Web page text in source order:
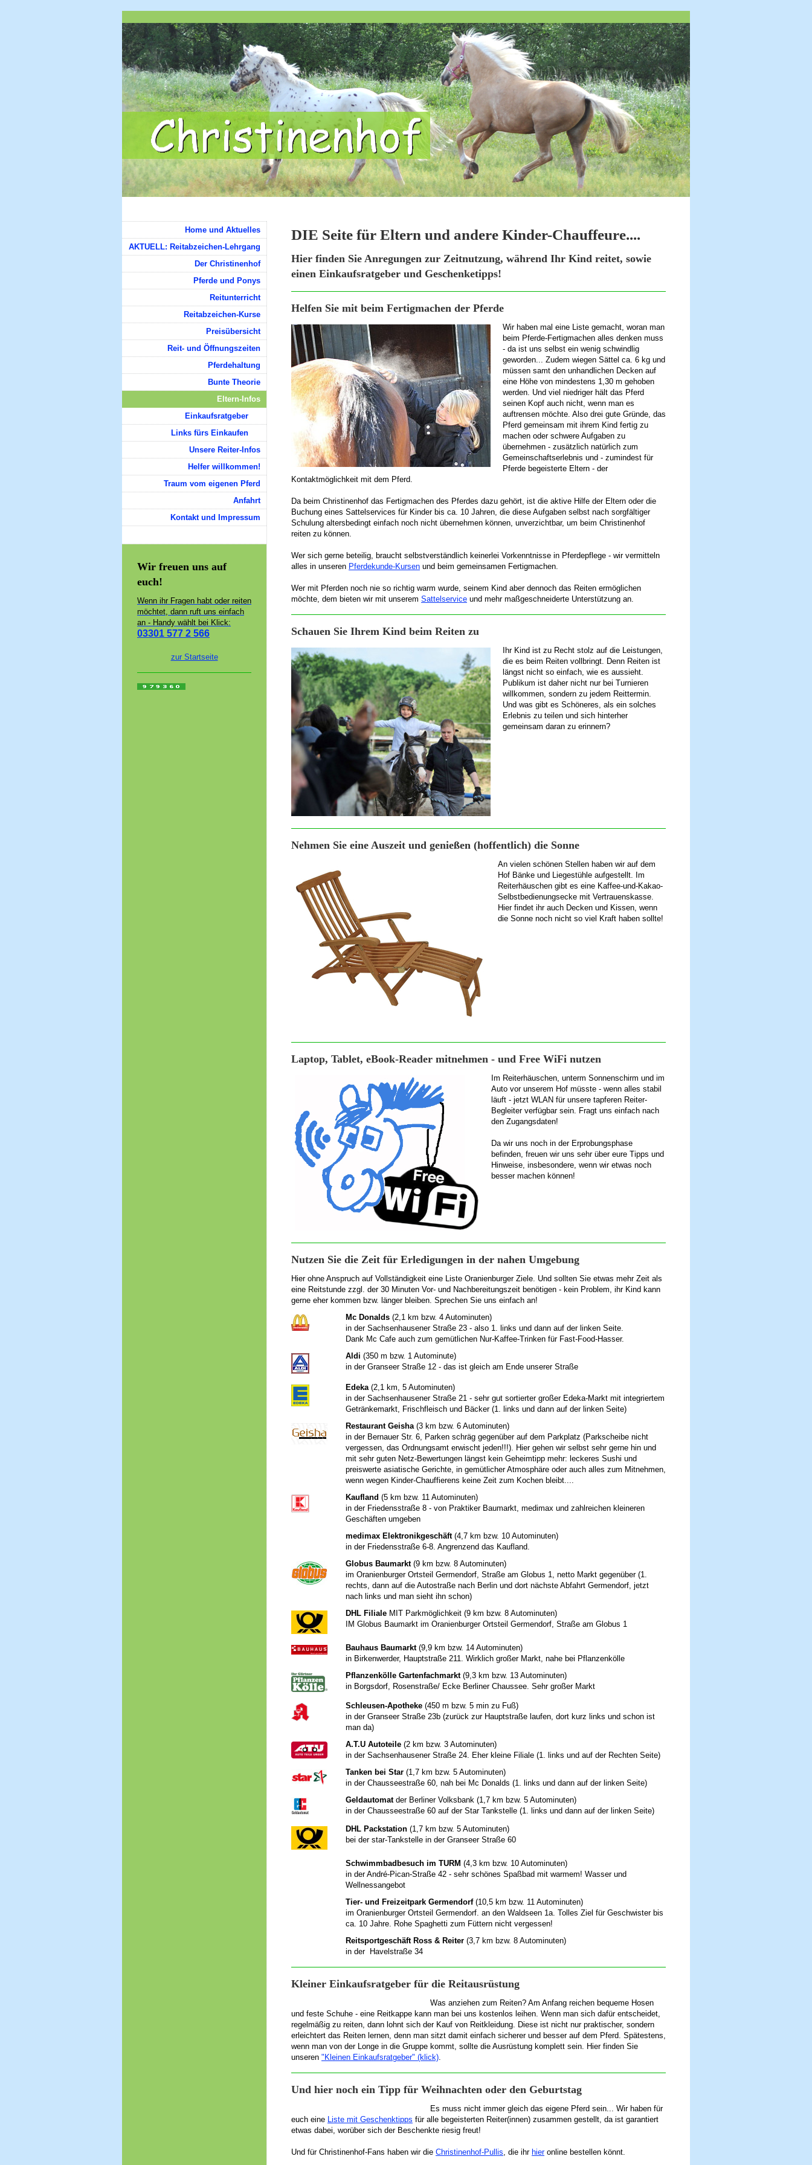
DIE Seite für Eltern und andere Kinder-Chauffeure....
Hier finden Sie Anregungen zur Zeitnutzung, während Ihr Kind reitet, sowie
einen Einkaufsratgeber und Geschenketipps!
Helfen Sie mit beim Fertigmachen der Pferde
Wir haben mal eine Liste gemacht, woran man
beim Pferde-Fertigmachen alles denken muss
- da ist uns selbst ein wenig schwindlig
geworden... Zudem wiegen Sättel ca. 6 kg und
müssen samt den unhandlichen Decken auf
eine Höhe von mindestens 1,30 m gehoben
werden. Und viel niedriger hält das Pferd
seinen Kopf auch nicht, wenn man es
auftrensen möchte. Also drei gute Gründe, das
Pferd gemeinsam mit ihrem Kind fertig zu
machen oder schwere Aufgaben zu
übernehmen - zusätzlich natürlich zum
Gemeinschaftserlebnis und - zumindest für
Pferde begeisterte Eltern - der
Kontaktmöglichkeit mit dem Pferd.
Da beim Christinenhof das Fertigmachen des Pferdes dazu gehört, ist die aktive Hilfe der Eltern oder die
Buchung eines Sattelservices für Kinder bis ca. 10 Jahren, die diese Aufgaben selbst nach sorgfältiger
Schulung altersbedingt einfach noch nicht übernehmen können, unverzichtbar, um beim Christinenhof
reiten zu können.
Wer sich gerne beteilig, braucht selbstverständlich keinerlei Vorkenntnisse in Pferdepflege - wir vermitteln
alles in unseren Pferdekunde-Kursen und beim gemeinsamen Fertigmachen.
Wer mit Pferden noch nie so richtig warm wurde, seinem Kind aber dennoch das Reiten ermöglichen
möchte, dem bieten wir mit unserem Sattelservice und mehr maßgeschneiderte Unterstützung an.
Schauen Sie Ihrem Kind beim Reiten zu
Ihr Kind ist zu Recht stolz auf die Leistungen,
die es beim Reiten vollbringt. Denn Reiten ist
längst nicht so einfach, wie es aussieht.
Publikum ist daher nicht nur bei Turnieren
willkommen, sondern zu jedem Reittermin.
Und was gibt es Schöneres, als ein solches
Erlebnis zu teilen und sich hinterher
gemeinsam daran zu erinnern?
Nehmen Sie eine Auszeit und genießen (hoffentlich) die Sonne
An vielen schönen Stellen haben wir auf dem
Hof Bänke und Liegestühle aufgestellt. Im
Reiterhäuschen gibt es eine Kaffee-und-Kakao-
Selbstbedienungsecke mit Vertrauenskasse.
Hier findet ihr auch Decken und Kissen, wenn
die Sonne noch nicht so viel Kraft haben sollte!
Laptop, Tablet, eBook-Reader mitnehmen - und Free WiFi nutzen
Im Reiterhäuschen, unterm Sonnenschirm und im
Auto vor unserem Hof müsste - wenn alles stabil
läuft - jetzt WLAN für unsere tapferen Reiter-
Begleiter verfügbar sein. Fragt uns einfach nach
den Zugangsdaten!
Da wir uns noch in der Erprobungsphase
befinden, freuen wir uns sehr über eure Tipps und
Hinweise, insbesondere, wenn wir etwas noch
besser machen können!
Nutzen Sie die Zeit für Erledigungen in der nahen Umgebung
Hier ohne Anspruch auf Vollständigkeit eine Liste Oranienburger Ziele. Und sollten Sie etwas mehr Zeit als
eine Reitstunde zzgl. der 30 Minuten Vor- und Nachbereitungszeit benötigen - kein Problem, ihr Kind kann
gerne eher kommen bzw. länger bleiben. Sprechen Sie uns einfach an!
Mc Donalds (2,1 km bzw. 4 Autominuten)
in der Sachsenhausener Straße 23 - also 1. links und dann auf der linken Seite.
Dank Mc Cafe auch zum gemütlichen Nur-Kaffee-Trinken für Fast-Food-Hasser.
Aldi (350 m bzw. 1 Autominute)
in der Granseer Straße 12 - das ist gleich am Ende unserer Straße
Edeka(2,1 km, 5 Autominuten)
in der Sachsenhausener Straße 21 - sehr gut sortierter großer Edeka-Markt mit integriertem
Getränkemarkt, Frischfleisch und Bäcker (1. links und dann auf der linken Seite)
Restaurant Geisha(3 km bzw. 6 Autominuten)
in der Bernauer Str. 6, Parken schräg gegenüber auf dem Parkplatz (Parkscheibe nicht
vergessen, das Ordnungsamt erwischt jeden!!!). Hier gehen wir selbst sehr gerne hin und
mit sehr guten Netz-Bewertungen längst kein Geheimtipp mehr: leckeres Sushi und
preiswerte asiatische Gerichte, in gemütlicher Atmosphäre oder auch alles zum Mitnehmen,
wenn wegen Kinder-Chauffierens keine Zeit zum Kochen bleibt....
Kaufland (5 km bzw. 11 Autominuten)
in der Friedensstraße 8 - von Praktiker Baumarkt, medimax und zahlreichen kleineren
Geschäften umgeben
medimax Elektronikgeschäft(4,7 km bzw. 10 Autominuten)
in der Friedensstraße 6-8. Angrenzend das Kaufland.
Globus Baumarkt(9 km bzw. 8 Autominuten)
im Oranienburger Ortsteil Germendorf, Straße am Globus 1, netto Markt gegenüber (1.
rechts, dann auf die Autostraße nach Berlin und dort nächste Abfahrt Germendorf, jetzt
nach links und man sieht ihn schon)
DHL Filiale MIT Parkmöglichkeit (9 km bzw. 8 Autominuten)
IM Globus Baumarkt im Oranienburger Ortsteil Germendorf, Straße am Globus 1
Bauhaus Baumarkt(9,9 km bzw. 14 Autominuten)
in Birkenwerder, Hauptstraße 211. Wirklich großer Markt, nahe bei Pflanzenkölle
Pflanzenkölle Gartenfachmarkt(9,3 km bzw. 13 Autominuten)
in Borgsdorf, Rosenstraße/ Ecke Berliner Chaussee . Sehr großer Markt
Schleusen-Apotheke (450 m bzw. 5 min zu Fuß)
in der Granseer Straße 23b (zurück zur Hauptstraße laufen, dort kurz links und schon ist
man da)
A.T.U Autoteile (2 km bzw. 3 Autominuten)
in der Sachsenhausener Straße 24. Eher kleine Filiale (1. links und auf der Rechten Seite)
Tanken bei Star (1,7 km bzw. 5 Autominuten )
in der Chausseestraße 60, nah bei Mc Donalds (1. links und dann auf der linken Seite)
Geldautomatder Berliner Volksbank (1,7 km bzw. 5 Autominuten)
in der Chausseestraße 60 auf der Star Tankstelle (1. links und dann auf der linken Seite)
DHL Packstation (1,7 km bzw. 5 Autominuten)
bei der star-Tankstelle in der Granseer Straße 60
Schwimmbadbesuch im TURM (4,3 km bzw. 10 Autominuten)
in der André-Pican-Straße 42 - sehr schönes Spaßbad mit warmem! Wasser und
Wellnessangebot
Tier- und Freizeitpark Germendorf(10,5 km bzw. 11 Autominuten )
im Oranienburger Ortsteil Germendorf . an den Waldseen 1a. Tolles Ziel für Geschwister bis
ca. 10 Jahre. Rohe Spaghetti zum Füttern nicht vergessen!
Reitsportgeschäft Ross & Reiter (3,7 km bzw. 8 Autominuten )
in der Havelstraße 34
Kleiner Einkaufsratgeber für die Reitausrüstung
Was anziehen zum Reiten? Am Anfang reichen bequeme Hosen
und feste Schuhe - eine Reitkappe kann man bei uns kostenlos leihen. Wenn man sich dafür entscheidet,
regelmäßig zu reiten, dann lohnt sich der Kauf von Reitkleidung. Diese ist nicht nur praktischer, sondern
erleichtert das Reiten lernen, denn man sitzt damit einfach sicherer und besser auf dem Pferd. Spätestens,
wenn man von der Longe in die Gruppe kommt, sollte die Ausrüstung komplett sein. Hier finden Sie
unseren "Kleinen Einkaufsratgeber" (klick).
Und hier noch ein Tipp für Weihnachten oder den Geburtstag
Es muss nicht immer gleich das eigene Pferd sein... Wir haben für
euch eine Liste mit Geschenktipps für alle begeisterten Reiter(innen) zusammen gestellt, da ist garantiert
etwas dabei, worüber sich der Beschenkte riesig freut!
Und für Christinenhof-Fans haben wir die Christinenhof-Pullis, die ihr hieronline bestellen könnt.
Home und Aktuelles
AKTUELL: Reitabzeichen-Lehrgang
Der Christinenhof
Pferde und Ponys
Reitunterricht
Reitabzeichen-Kurse
Preisübersicht
Reit- und Öffnungszeiten
Pferdehaltung
Bunte Theorie
Eltern-Infos
Einkaufsratgeber
Links fürs Einkaufen
Unsere Reiter-Infos
Helfer willkommen!
Traum vom eigenen Pferd
Anfahrt
Kontakt und Impressum
Wir freuen uns auf
euch!
Wenn ihr Fragen habt oder reiten
möchtet, dann ruft uns einfach
an - Handy wählt bei Klick:
03301 577 2 566
zur Startseite